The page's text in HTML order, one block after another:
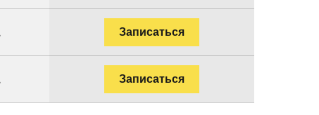
Записаться
Записаться